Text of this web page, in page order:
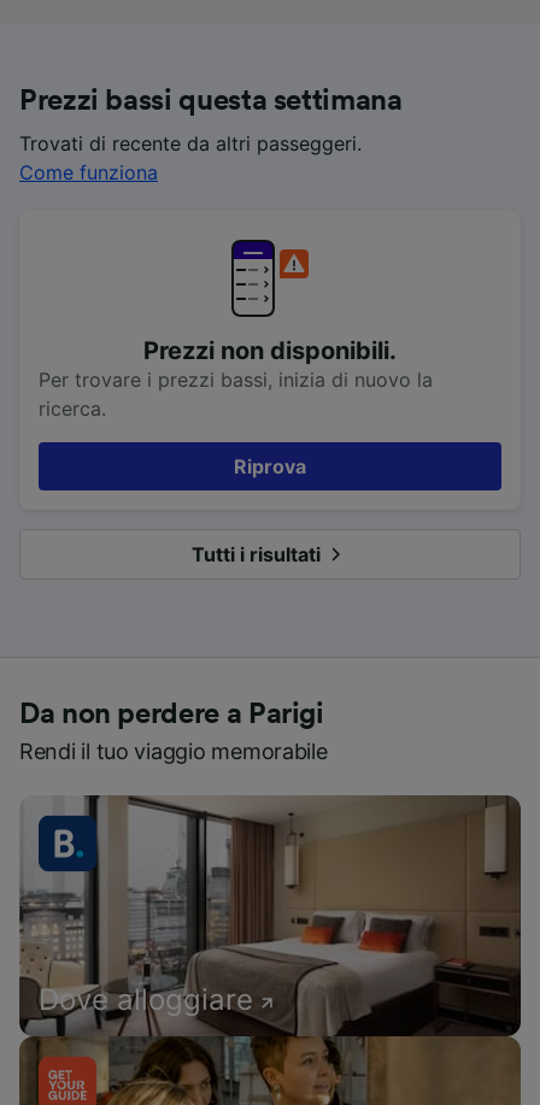
Prezzi bassi questa settimana
Trovati di recente da altri passeggeri.
Come funziona
Prezzi non disponibili.
Per trovare i prezzi bassi, inizia di nuovo la
ricerca.
Riprova
Tutti i risultati
Da non perdere a Parigi
Rendi il tuo viaggio memorabile
Dove alloggiare